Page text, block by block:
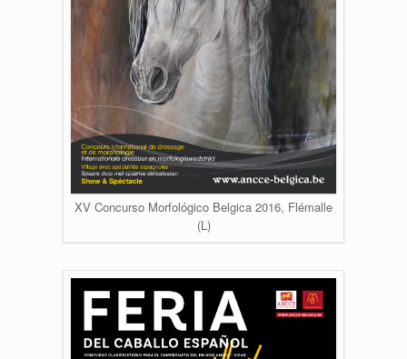
XV Concurso Morfológico Belgica 2016, Flémalle
(L)